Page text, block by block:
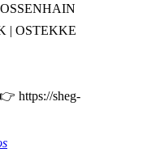
| OSTEKKE
https://sheg-